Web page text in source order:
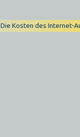
Die Kosten des Internet-